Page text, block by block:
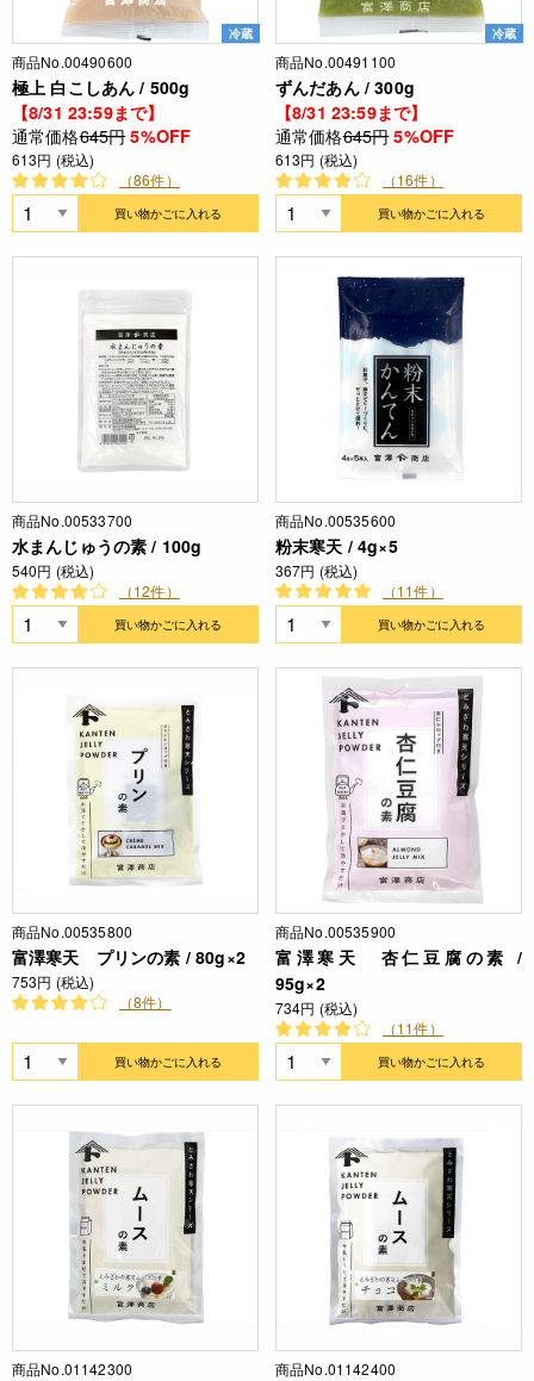
冷蔵
商品No.00490600
極上 白こしあん / 500g
【8/31 23:59まで】
通常価格645円 5%OFF
613円 (税込)
（86件）
買い物かごに入れる
冷蔵
商品No.00491100
ずんだあん / 300g
【8/31 23:59まで】
通常価格645円 5%OFF
613円 (税込)
（16件）
買い物かごに入れる
商品No.00533700
水まんじゅうの素 / 100g
540円 (税込)
（12件）
買い物かごに入れる
商品No.00535600
粉末寒天 / 4g×5
367円 (税込)
（11件）
買い物かごに入れる
商品No.00535800
富澤寒天 プリンの素 / 80g×2
753円 (税込)
（8件）
買い物かごに入れる
商品No.00535900
富澤寒天 杏仁豆腐の素 /
95g×2
734円 (税込)
（11件）
買い物かごに入れる
商品No.01142300 商品No.01142400